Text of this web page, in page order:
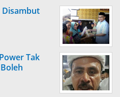
Disambut
Tak